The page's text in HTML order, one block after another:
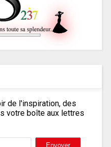
de l'inspiration, des
votre boîte aux lettres